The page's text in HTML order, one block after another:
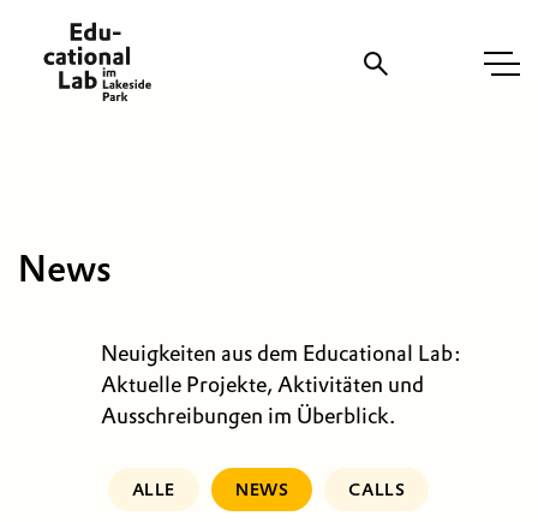
News
Neuigkeiten aus dem Educational Lab:
Aktuelle Projekte, Aktivitäten und
Ausschreibungen im Überblick.
ALLE NEWS CALLS